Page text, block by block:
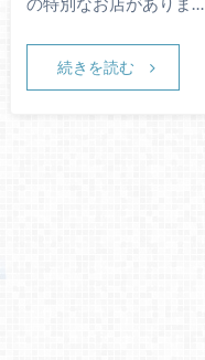
続きを読む